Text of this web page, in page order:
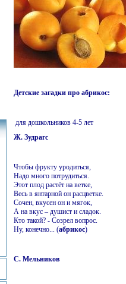
Детские загадки про абрикос:
для дошкольников 4-5 лет
Ж. Зудрагс
Чтобы фрукту уродиться,
Надо много потрудиться.
Этот плод растёт на ветке,
Весь в янтарной он расцветке.
Сочен, вкусен он и мягок,
А на вкус – душист и сладок.
Кто такой? - Созрел вопрос.
Ну, конечно... (абрикос)
С. Мельников